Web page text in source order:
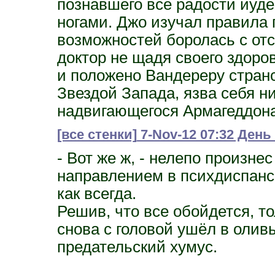
познавшего все радости
ногами. Джо изучал
возможностей боролась с
доктор не щадя своего
и положено Вандереру
Звездой Запада, язва себя
надвигающегося
[все стенки] 7-Nov-12 07:32
- Вот же ж, - нелепо
направлением в
как всегда.
Решив, что все обойдется,
снова с головой ушёл в
предательский хумус.